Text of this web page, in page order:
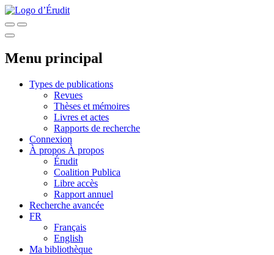
Menu principal
Types de publications
Revues
Thèses et mémoires
Livres et actes
Rapports de recherche
Connexion
À propos À propos
Érudit
Coalition Publica
Libre accès
Rapport annuel
Recherche avancée
FR
Français
English
Ma bibliothèque